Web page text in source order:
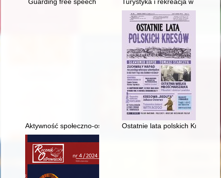
Aktywność społeczno-oświatowa Związku Pracy
Ostatnie lata polskich Kresów